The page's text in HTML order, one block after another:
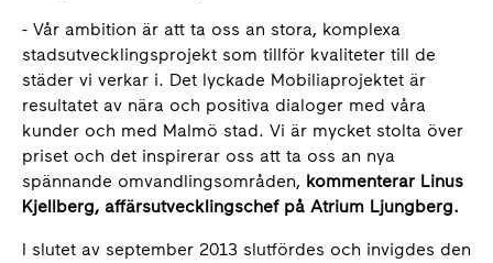
- Vår ambition är att ta oss an stora, komplexa
stadsutvecklingsprojekt som tillför kvaliteter till de
städer vi verkar i. Det lyckade Mobiliaprojektet är
resultatet av nära och positiva dialoger med våra
kunder och med Malmö stad. Vi är mycket stolta över
priset och det inspirerar oss att ta oss an nya
spännande omvandlingsområden, kommenterar Linus
Kjellberg, affärsutvecklingschef på Atrium Ljungberg.
I slutet av september 2013 slutfördes och invigdes den